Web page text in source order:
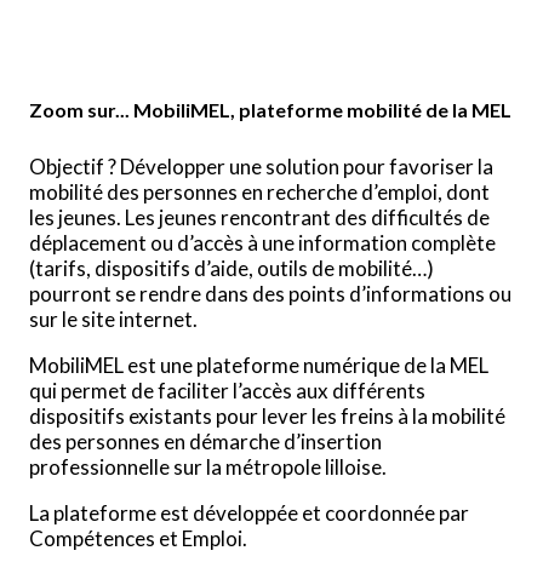
Zoom sur... MobiliMEL, plateforme mobilité de la MEL
Objectif ? Développer une solution pour favoriser la
mobilité des personnes en recherche d’emploi, dont
les jeunes. Les jeunes rencontrant des difficultés de
déplacement ou d’accès à une information complète
(tarifs, dispositifs d’aide, outils de mobilité…)
pourront se rendre dans des points d’informations ou
sur le site internet.
MobiliMEL est une plateforme numérique de la MEL
qui permet de faciliter l’accès aux différents
dispositifs existants pour lever les freins à la mobilité
des personnes en démarche d’insertion
professionnelle sur la métropole lilloise.
La plateforme est développée et coordonnée par
Compétences et Emploi.